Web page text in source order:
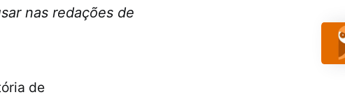
nas redações de
de